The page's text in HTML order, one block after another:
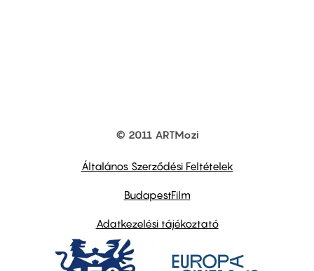
© 2011 ARTMozi
Általános Szerződési Feltételek
BudapestFilm
Adatkezelési tájékoztató